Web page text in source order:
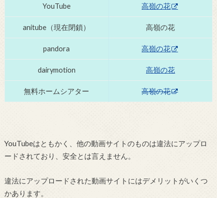
YouTube 高嶺の花
anitube（現在閉鎖） 高嶺の花
pandora 高嶺の花
dairymotion 高嶺の花
無料ホームシアター 高嶺の花
YouTubeはともかく、他の動画サイトのものは違法にアップロ
ードされており、安全とは言えません。
違法にアップロードされた動画サイトにはデメリットがいくつ
かあります。